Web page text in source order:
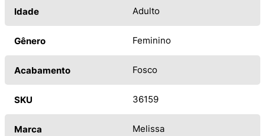
Idade Adulto
Gênero Feminino
Acabamento Fosco
SKU 36159
Marca Melissa